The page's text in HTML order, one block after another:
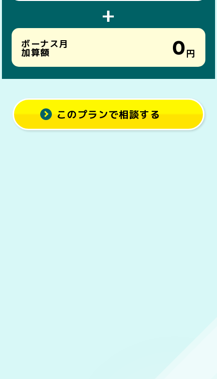
+
ボーナス月
加算額 0円
このプランで相談する